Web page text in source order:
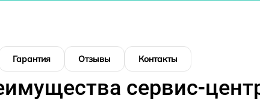
Гарантия Отзывы Контакты
сервис-